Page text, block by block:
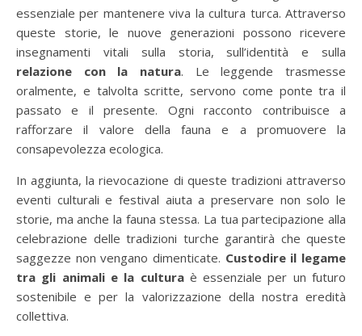
essenziale per mantenere viva la cultura turca. Attraverso
queste storie, le nuove generazioni possono ricevere
insegnamenti vitali sulla storia, sull’identità e sulla
relazione con la natura. Le leggende trasmesse
oralmente, e talvolta scritte, servono come ponte tra il
passato e il presente. Ogni racconto contribuisce a
rafforzare il valore della fauna e a promuovere la
consapevolezza ecologica.
In aggiunta, la rievocazione di queste tradizioni attraverso
eventi culturali e festival aiuta a preservare non solo le
storie, ma anche la fauna stessa. La tua partecipazione alla
celebrazione delle tradizioni turche garantirà che queste
saggezze non vengano dimenticate. Custodire il legame
tra gli animali e la culturaè essenziale per un futuro
sostenibile e per la valorizzazione della nostra eredità
collettiva.